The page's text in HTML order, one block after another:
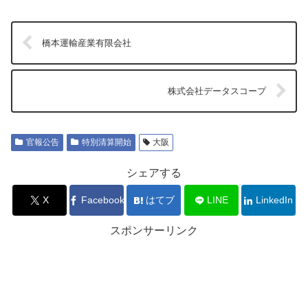
橋本運輸産業有限会社
株式会社データスコープ
官報公告 特別清算開始 大阪
シェアする
X Facebook はてブ LINE LinkedIn
スポンサーリンク